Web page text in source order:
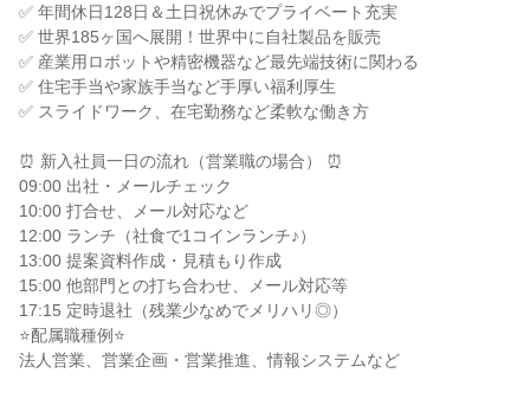
✅ 年間休日128日＆土日祝休みでプライベート充実
✅ 世界185ヶ国へ展開！世界中に自社製品を販売
✅ 産業用ロボットや精密機器など最先端技術に関わる
✅ 住宅手当や家族手当など手厚い福利厚生
✅ スライドワーク、在宅勤務など柔軟な働き方
⏰ 新入社員一日の流れ（営業職の場合） ⏰
09:00 出社・メールチェック
10:00 打合せ、メール対応など
12:00 ランチ（社食で1コインランチ♪）
13:00 提案資料作成・見積もり作成
15:00 他部門との打ち合わせ、メール対応等
17:15 定時退社（残業少なめでメリハリ◎）
⭐配属職種例⭐
法人営業、営業企画・営業推進、情報システムなど